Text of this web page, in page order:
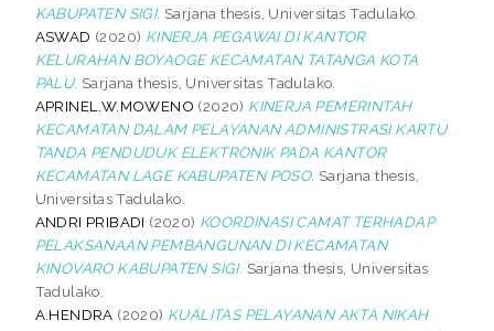
KABUPATEN SIGI. Sarjana thesis, Universitas Tadulako.
ASWAD (2020) KINERJA PEGAWAI DI KANTOR
KELURAHAN BOYAOGE KECAMATAN TATANGA KOTA
PALU. Sarjana thesis, Universitas Tadulako.
APRINEL.W.MOWENO (2020) KINERJA PEMERINTAH
KECAMATAN DALAM PELAYANAN ADMINISTRASI KARTU
TANDA PENDUDUK ELEKTRONIK PADA KANTOR
KECAMATAN LAGE KABUPATEN POSO. Sarjana thesis,
Universitas Tadulako.
ANDRI PRIBADI (2020) KOORDINASI CAMAT TERHADAP
PELAKSANAAN PEMBANGUNAN DI KECAMATAN
KINOVARO KABUPATEN SIGI. Sarjana thesis, Universitas
Tadulako.
A.HENDRA (2020) KUALITAS PELAYANAN AKTA NIKAH